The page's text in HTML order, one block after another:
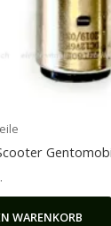
WARENKORB